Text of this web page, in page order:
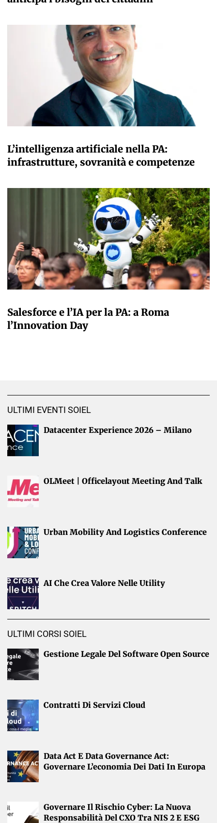
L’intelligenza artificiale nella PA:
infrastrutture, sovranità e competenze
Salesforce e l’IA per la PA: a Roma
l’Innovation Day
ULTIMI EVENTI SOIEL
Datacenter Experience 2026 – Milano
OLMeet | Officelayout Meeting And Talk
Urban Mobility And Logistics Conference
AI Che Crea Valore Nelle Utility
ULTIMI CORSI SOIEL
Gestione Legale Del Software Open Source
Contratti Di Servizi Cloud
Data Act E Data Governance Act:
Governare L’economia Dei Dati In Europa
Governare Il Rischio Cyber: La Nuova
Responsabilità Del CXO Tra NIS 2 E ESG